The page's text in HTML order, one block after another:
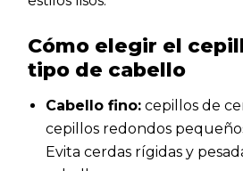
Cómo elegir el
tipo de cabello
Cabello fino: cepillos de
cepillos redondos
Evita cerdas rígidas y